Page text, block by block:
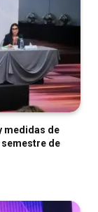
medidas de
de